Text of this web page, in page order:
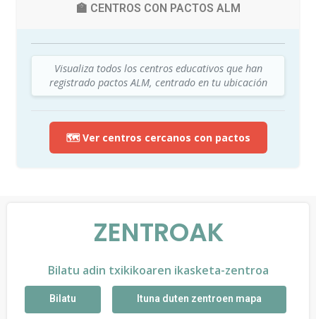
🏫 CENTROS CON PACTOS ALM
Visualiza todos los centros educativos que han
registrado pactos ALM, centrado en tu ubicación
🗺️ Ver centros cercanos con pactos
ZENTROAK
Bilatu adin txikikoaren ikasketa-zentroa
Bilatu Ituna duten zentroen mapa